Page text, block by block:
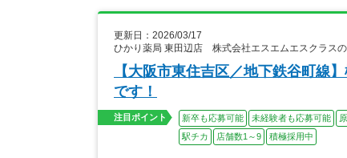
更新日：2026/03/17
ひかり薬局 東田辺店 株式会社エスエムエスクラス
【大阪市東住吉区／地下鉄谷町線
です！
注目ポイント 新卒も応募可能 未経験者も応募可能
駅チカ
店舗数1～9 積極採用中